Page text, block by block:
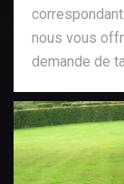
nous vous
demande de